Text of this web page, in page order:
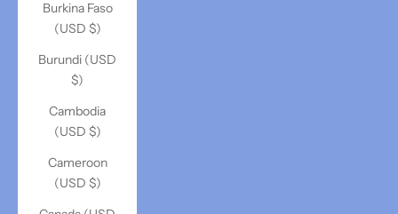
Burkina Faso
(USD $)
Burundi (USD
$)
Cambodia
(USD $)
Cameroon
(USD $)